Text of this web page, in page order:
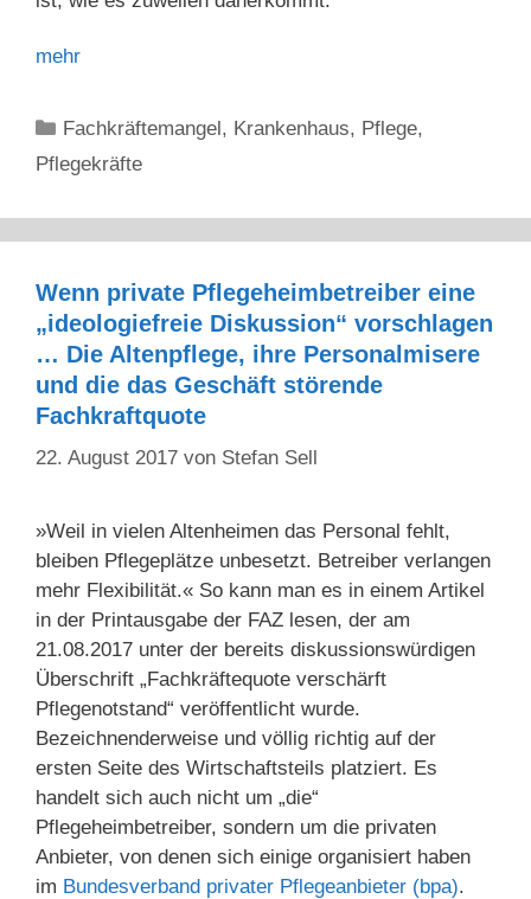
mehr
Kategorien
Fachkräftemangel, Krankenhaus, Pflege,
Pflegekräfte
Wenn private Pflegeheimbetreiber eine
„ideologiefreie Diskussion“ vorschlagen
… Die Altenpflege, ihre Personalmisere
und die das Geschäft störende
Fachkraftquote
22. August 2017 von Stefan Sell
»Weil in vielen Altenheimen das Personal fehlt,
bleiben Pflegeplätze unbesetzt. Betreiber verlangen
mehr Flexibilität.« So kann man es in einem Artikel
in der Printausgabe der FAZ lesen, der am
21.08.2017 unter der bereits diskussionswürdigen
Überschrift „Fachkräftequote verschärft
Pflegenotstand“ veröffentlicht wurde.
Bezeichnenderweise und völlig richtig auf der
ersten Seite des Wirtschaftsteils platziert. Es
handelt sich auch nicht um „die“
Pflegeheimbetreiber, sondern um die privaten
Anbieter, von denen sich einige organisiert haben
im Bundesverband privater Pflegeanbieter (bpa).